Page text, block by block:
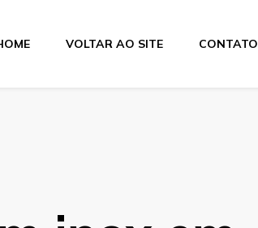
VOLTAR AO SITE CONTATO